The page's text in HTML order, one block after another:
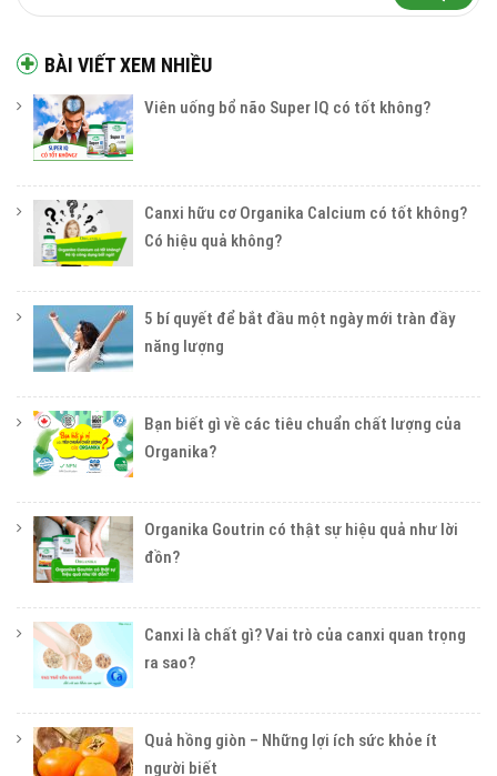
BÀI VIẾT XEM NHIỀU
Viên uống bổ não Super IQ có tốt không?
Canxi hữu cơ Organika Calcium có tốt không?
Có hiệu quả không?
5 bí quyết để bắt đầu một ngày mới tràn đầy
năng lượng
Bạn biết gì về các tiêu chuẩn chất lượng của
Organika?
Organika Goutrin có thật sự hiệu quả như lời
đồn?
Canxi là chất gì? Vai trò của canxi quan trọng
ra sao?
Quả hồng giòn – Những lợi ích sức khỏe ít
người biết